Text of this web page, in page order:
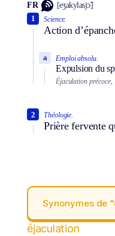
FR [eʒakylasjɔ̃]
Science.
Action
1
Emploi absolu.
Expulsion du
a
Éjaculation précoce,
Théologie.
Prière fervente
2
Synonymes de
éjaculation